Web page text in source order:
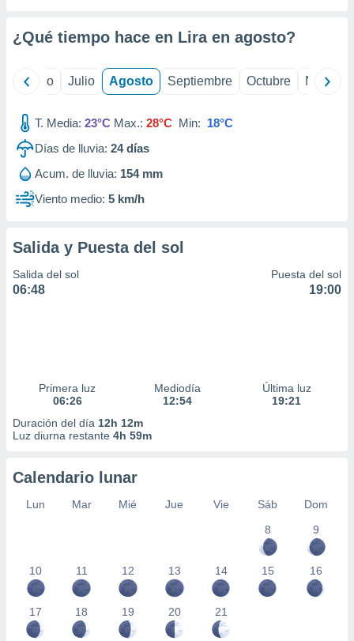
mediante
publicidad
1199
¿Qué tiempo hace en Lira en agosto?
Junio Julio Agosto Septiembre Octubre
T. Media: 23°C Max.: 28°C Min: 18°C
Días de lluvia: 24días
Acum. de lluvia: 154 mm
Viento medio: 5 km/h
Salida y Puesta del sol
Salida del sol
06:48
Puesta del sol
19:00
Primera luz
06:26
Mediodía
12:54
Última luz
19:21
Duración del día 12h 12m
Luz diurna restante 4h 59m
Calendario lunar
Lun Mar Mié Jue Vie Sáb
Dom
8
9
10 11 12 13 14 15 16
17 18 19 20 21